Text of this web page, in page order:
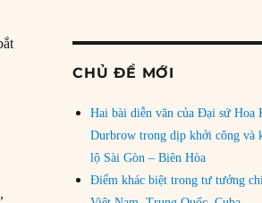
CHỦ ĐỀ MỚI
Hai bài diễn văn của Đại sứ Hoa
Durbrow trong dịp khởi công và
lộ Sài Gòn – Biên Hòa
Điểm khác biệt trong tư tưởng